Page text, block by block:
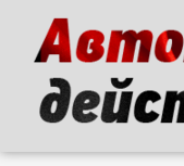
основному
содержанию